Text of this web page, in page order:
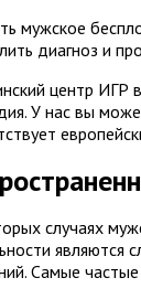
мужское
диагноз и
центр ИГР
У нас вы
случаях
являются
Самые